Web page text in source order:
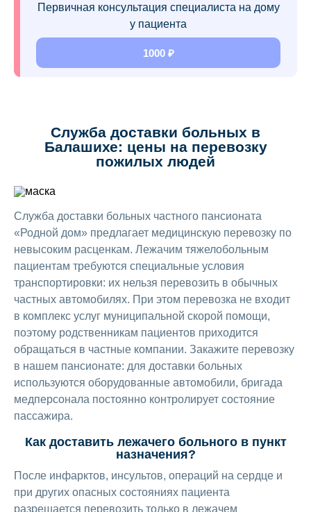
Первичная консультация специалиста на дому
у пациента
1000 ₽
Служба доставки больных в
Балашихе: цены на перевозку
пожилых людей
Служба доставки больных частного пансионата
«Родной дом» предлагает медицинскую перевозку по
невысоким расценкам. Лежачим тяжелобольным
пациентам требуются специальные условия
транспортировки: их нельзя перевозить в обычных
частных автомобилях. При этом перевозка не входит
в комплекс услуг муниципальной скорой помощи,
поэтому родственникам пациентов приходится
обращаться в частные компании. Закажите перевозку
в нашем пансионате: для доставки больных
используются оборудованные автомобили, бригада
медперсонала постоянно контролирует состояние
пассажира.
Как доставить лежачего больного в пункт
назначения?
После инфарктов, инсультов, операций на сердце и
при других опасных состояниях пациента
разрешается перевозить только в лежачем